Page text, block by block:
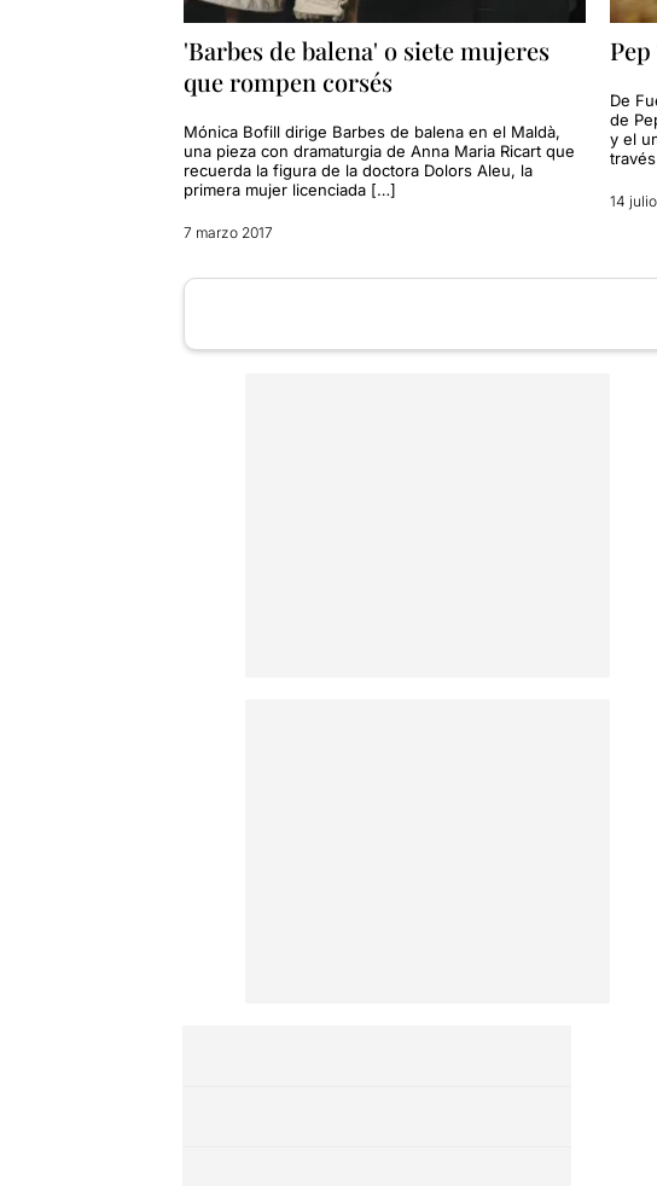
'Barbes de balena' o siete mujeres
que rompen corsés
Mónica Bofill dirige Barbes de balena en el Maldà,
una pieza con dramaturgia de Anna Maria Ricart que
recuerda la figura de la doctora Dolors Aleu, la
primera mujer licenciada […]
7 marzo 2017
De
de
y el
14